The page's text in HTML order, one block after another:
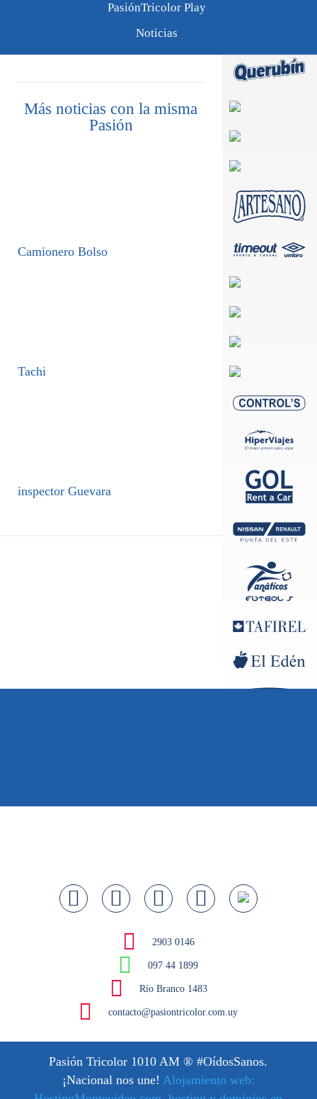
PasiónTricolor Play
Noticias
Más noticias con la misma
Pasión
Camionero Bolso
Tachi
inspector Guevara
2903 0146
097 44 1899
Río Branco 1483
contacto@pasiontricolor.com.uy
Pasión Tricolor 1010 AM ® #OídosSanos.
¡Nacional nos une! Alojamiento web: